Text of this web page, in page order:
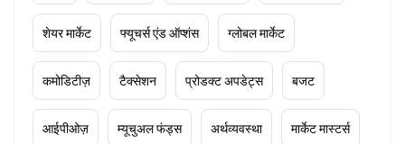
शेयर मार्केट फ्यूचर्स एंड ऑप्शंस ग्लोबल मार्केट
कमोडिटीज़ टैक्सेशन प्रोडक्ट अपडेट्स बजट
आईपीओज़ म्यूचुअल फंड्स अर्थव्यवस्था मार्केट मास्टर्स